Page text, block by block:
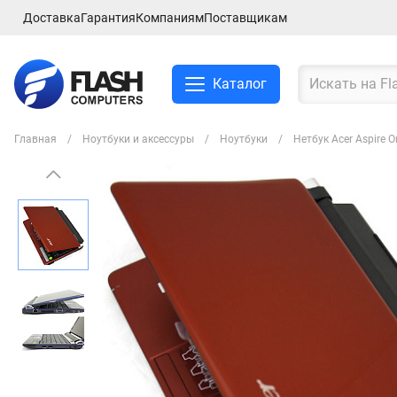
ДоставкаГарантияКомпаниямПоставщикам
Каталог
Главная Ноутбуки и аксессуры Ноутбуки Нетбук Acer Aspire
Смартфоны и планшеты
Ноутбуки и аксессуры
Компьютеры и
комплектующие
Сетевое оборудование
ТВ, Аудио и Видео